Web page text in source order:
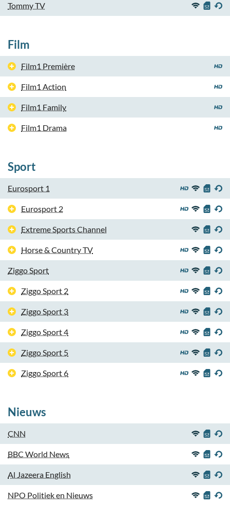
Tommy TV
Film
Film1 Première
Film1 Action
Film1 Family
Film1 Drama
Sport
Eurosport 1
Eurosport 2
Extreme Sports Channel
Horse & Country TV
Ziggo Sport
Ziggo Sport 2
Ziggo Sport 3
Ziggo Sport 4
Ziggo Sport 5
Ziggo Sport 6
Nieuws
CNN
BBC World News
Al Jazeera English
NPO Politiek en Nieuws